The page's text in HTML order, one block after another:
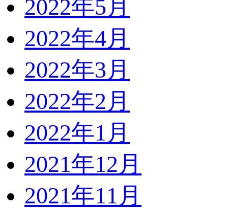
2022年5月
2022年4月
2022年3月
2022年2月
2022年1月
2021年12月
2021年11月